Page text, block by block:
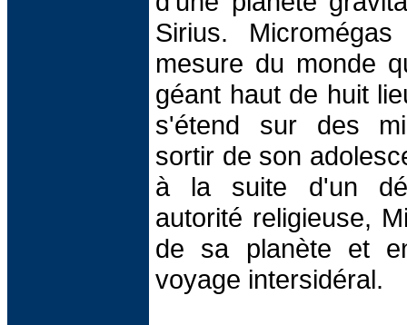
Sirius.
mesure du monde
géant haut de huit
s'étend sur des
sortir de son
à la suite d'un
autorité religieuse,
de sa planète et
voyage intersidéral.